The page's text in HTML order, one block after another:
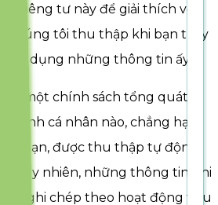
riêng tư này để giải thích về
chúng tôi thu thập khi bạn truy
sử dụng những thông tin ấy.
Là một chính sách tổng quát,
cá nhân nào, chẳng hạn
bạn, được thu thập tự động
Tuy nhiên, những thông tin phi
ghi chép theo hoạt động tiêu